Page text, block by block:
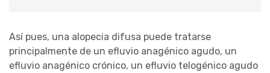
Así pues, una alopecia difusa puede tratarse
principalmente de un efluvio anagénico agudo, un
efluvio anagénico crónico, un efluvio telogénico agudo